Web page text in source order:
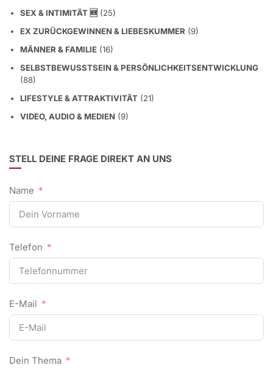
SEX & INTIMITÄT 🆕 (25)
EX ZURÜCKGEWINNEN & LIEBESKUMMER (9)
MÄNNER & FAMILIE (16)
SELBSTBEWUSSTSEIN & PERSÖNLICHKEITSENTWICKLUNG
(88)
LIFESTYLE & ATTRAKTIVITÄT (21)
VIDEO, AUDIO & MEDIEN (9)
STELL DEINE FRAGE DIREKT AN UNS
Name
Telefon
E-Mail
Dein Thema